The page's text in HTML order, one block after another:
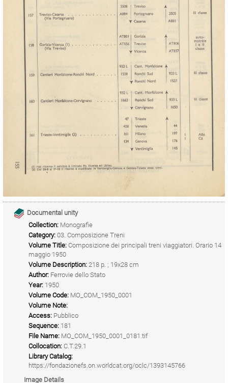
Documental unity
Collection: Monografie
Category: 03. Composizione Treni
Volume Title: Composizione dei principali treni viaggiatori. Orario 14
maggio 1950
Volume Description: 218 p. ; 19x28 cm
Author: Ferrovie dello Stato
Year: 1950
Volume Code: MO_COM_1950_0001
Volume Note:
Access: Pubblico
Sequence: 181
File Name: MO_COM_1950_0001_0181.tif
Collocation: C.T.29.1
Library Catalog:
https://fondazionefs.on.worldcat.org/oclc/1393145766
Image Details